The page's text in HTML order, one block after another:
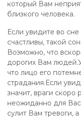
который Вам
близкого человека.
Если увидите во
счастливы, такой
Возможно, что
дорогих Вам
что лицо его
страдания.Если
значит, враги скоро
неожиданно для
сулит Вам тревоги,